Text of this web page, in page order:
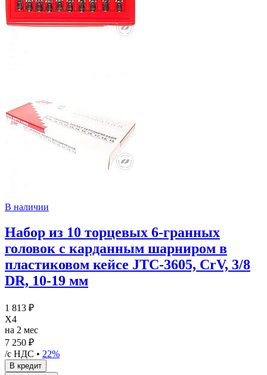
В наличии
Набор из 10 торцевых 6-гранных
головок с карданным шарниром в
пластиковом кейсе JTC-3605, CrV, 3/8
DR, 10-19 мм
1 813 ₽
X4
на 2 мес
7 250 ₽
/с НДС • 22%